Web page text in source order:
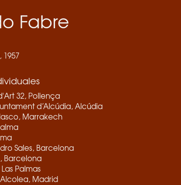
Fabre
32, Pollença
d’Alcúdia, Alcúdia
Marrakech
Sales, Barcelona
Barcelona
Palmas
Madrid